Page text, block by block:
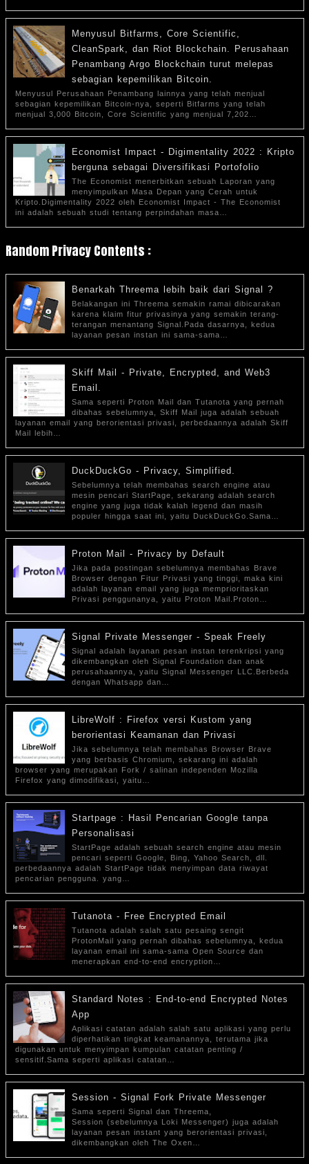
Menyusul Bitfarms, Core Scientific,
CleanSpark, dan Riot Blockchain. Perusahaan
Penambang Argo Blockchain turut melepas
sebagian kepemilikan Bitcoin.
Menyusul Perusahaan Penambang lainnya yang telah menjual
sebagian kepemilikan Bitcoin-nya, seperti Bitfarms yang telah
menjual 3,000 Bitcoin, Core Scientific yang menjual 7,202…
Economist Impact - Digimentality 2022 : Kripto
berguna sebagai Diversifikasi Portofolio
The Economist menerbitkan sebuah Laporan yang
menyimpulkan Masa Depan yang Cerah untuk
Kripto.Digimentality 2022 oleh Economist Impact - The Economist
ini adalah sebuah studi tentang perpindahan masa…
Random Privacy Contents :
Benarkah Threema lebih baik dari Signal ?
Belakangan ini Threema semakin ramai dibicarakan
karena klaim fitur privasinya yang semakin terang-
terangan menantang Signal.Pada dasarnya, kedua
layanan pesan instan ini sama-sama…
Skiff Mail - Private, Encrypted, and Web3
Email.
Sama seperti Proton Mail dan Tutanota yang pernah
dibahas sebelumnya, Skiff Mail juga adalah sebuah
layanan email yang berorientasi privasi, perbedaannya adalah Skiff
Mail lebih…
DuckDuckGo - Privacy, Simplified.
Sebelumnya telah membahas search engine atau
mesin pencari StartPage, sekarang adalah search
engine yang juga tidak kalah legend dan masih
populer hingga saat ini, yaitu DuckDuckGo.Sama…
Proton Mail - Privacy by Default
Jika pada postingan sebelumnya membahas Brave
Browser dengan Fitur Privasi yang tinggi, maka kini
adalah layanan email yang juga memprioritaskan
Privasi penggunanya, yaitu Proton Mail.Proton…
Signal Private Messenger - Speak Freely
Signal adalah layanan pesan instan terenkripsi yang
dikembangkan oleh Signal Foundation dan anak
perusahaannya, yaitu Signal Messenger LLC.Berbeda
dengan Whatsapp dan…
LibreWolf : Firefox versi Kustom yang
berorientasi Keamanan dan Privasi
Jika sebelumnya telah membahas Browser Brave
yang berbasis Chromium, sekarang ini adalah
browser yang merupakan Fork / salinan independen Mozilla
Firefox yang dimodifikasi, yaitu…
Startpage : Hasil Pencarian Google tanpa
Personalisasi
StartPage adalah sebuah search engine atau mesin
pencari seperti Google, Bing, Yahoo Search, dll.
perbedaannya adalah StartPage tidak menyimpan data riwayat
pencarian pengguna. yang…
Tutanota - Free Encrypted Email
Tutanota adalah salah satu pesaing sengit
ProtonMail yang pernah dibahas sebelumnya, kedua
layanan email ini sama-sama Open Source dan
menerapkan end-to-end encryption…
Standard Notes : End-to-end Encrypted Notes
App
Aplikasi catatan adalah salah satu aplikasi yang perlu
diperhatikan tingkat keamanannya, terutama jika
digunakan untuk menyimpan kumpulan catatan penting /
sensitif.Sama seperti aplikasi catatan…
Session - Signal Fork Private Messenger
Sama seperti Signal dan Threema,
Session (sebelumnya Loki Messenger) juga adalah
layanan pesan instant yang berorientasi privasi,
dikembangkan oleh The Oxen…